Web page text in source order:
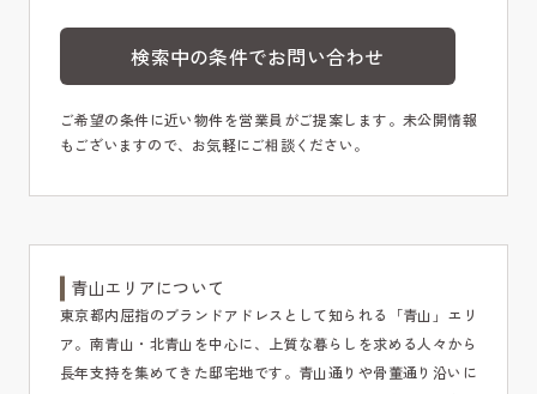
検索中の条件でお問い合わせ
ご希望の条件に近い物件を営業員がご提案します。未公開情報
もございますので、お気軽にご相談ください。
青山エリアについて
東京都内屈指のブランドアドレスとして知られる「青山」エリ
ア。南青山・北青山を中心に、上質な暮らしを求める人々から
長年支持を集めてきた邸宅地です。青山通りや骨董通り沿いに